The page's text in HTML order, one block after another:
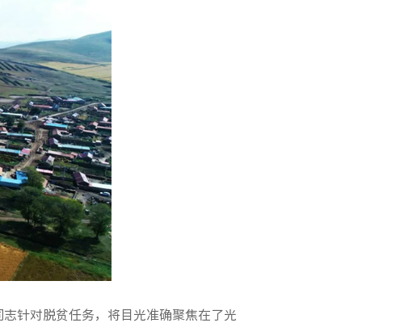
针对脱贫任务，将目光准确聚焦在了光